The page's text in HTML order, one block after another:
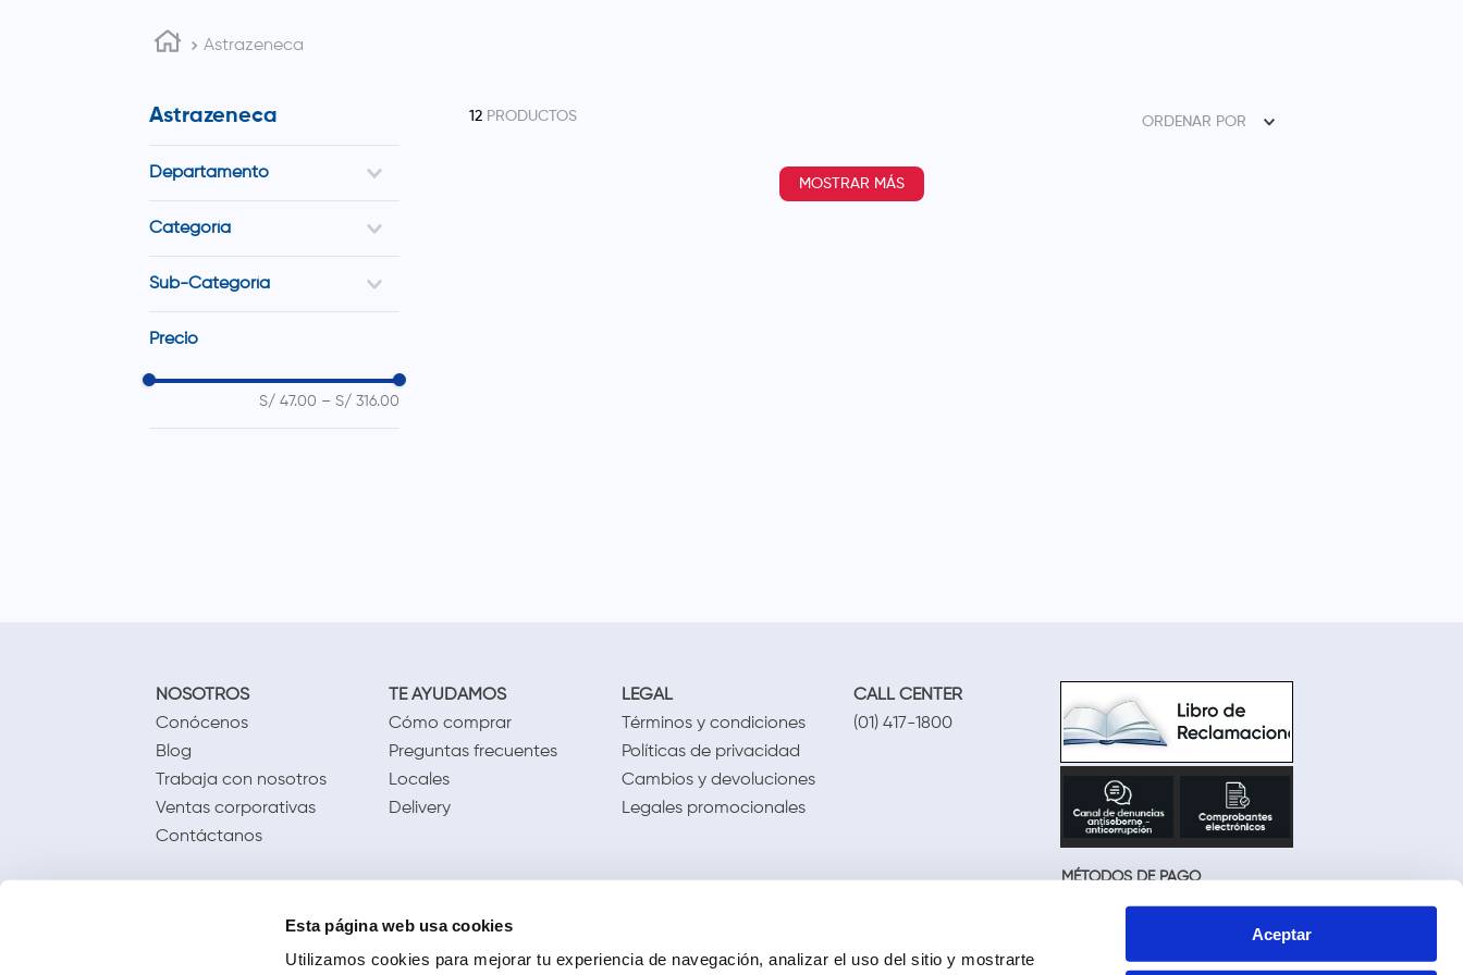
Esta página web usa cookies
Utilizamos cookies para mejorar tu experiencia de navegación, analizar el uso del sitio y mostrarte
Aceptar
Astrazeneca
Astrazeneca
Departamento
Categoría
Cuidado Endocrino
Malestar Gastrointestinal
Sub-Categoría
Antiulcerosos
Antihipertensivos
Control de Colesterol
Precio
S/ 47.00 – S/ 316.00
12 PRODUCTOS ORDENAR POR
MOSTRAR MÁS
NOSOTROS
Conócenos
Blog
Trabaja con nosotros
Ventas corporativas
Contáctanos
TE AYUDAMOS
Cómo comprar
Preguntas frecuentes
Locales
Delivery
LEGAL
Términos y condiciones
Políticas de privacidad
Cambios y devoluciones
Legales promocionales
CALL CENTER
(01) 417-1800
MÉTODOS DE PAGO